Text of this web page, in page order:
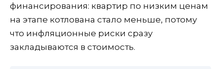
финансирования: квартир по низким ценам
на этапе котлована стало меньше, потому
что инфляционные риски сразу
закладываются в стоимость.